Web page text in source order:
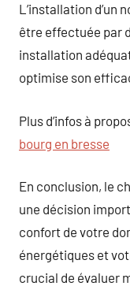
L’installation d’un
être effectuée par
installation
optimise son
Plus d’infos à
bourg en bresse
En conclusion, le
une décision
confort de votre
énergétiques et
crucial de évaluer